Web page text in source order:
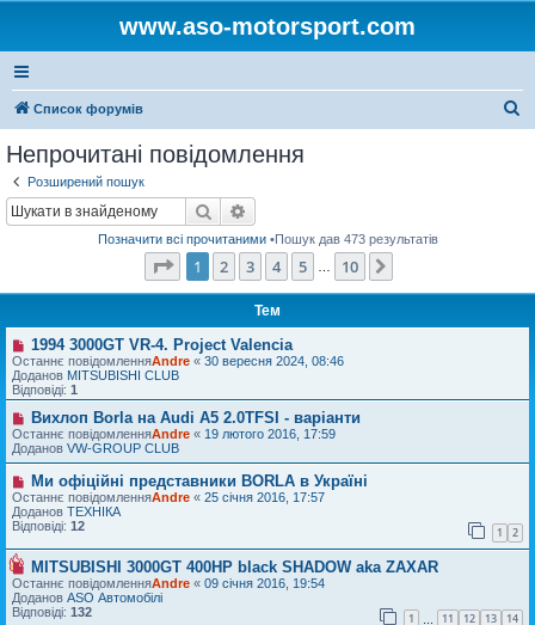
www.aso-motorsport.com
Список форумів
Непрочитані повідомлення
Розширений пошук
Пошук
Позначити всі прочитаними•Пошук дав 473 результатів
Сторінка 1 10
1 2 3 4 5 10
Тем
Н
о
в
е
п
о
в
і
д
о
м
л
е
н
я
1994 3000GT VR-4. Project Valencia
Останнє повідомленняAndre « 30 вересня 2024, 08:46
Доданов MITSUBISHI CLUB
Відповіді: 1
Н
о
в
е
п
о
в
і
д
о
м
л
е
н
н
Вихлоп Borla на Audi A5 2.0TFSI - варіанти
Останнє повідомленняAndre « 19 лютого 2016, 17:59
Доданов VW-GROUP CLUB
Н
о
в
е
п
о
і
д
о
Ми офіційні представники BORLA в Україні
Останнє повідомленняAndre « 25 січня 2016, 17:57
Доданов ТЕХНІКА
Відповіді: 12 1 2
Н
о
в
е
MITSUBISHI 3000GT 400HP black SHADOW aka ZAXAR
Останнє повідомленняAndre « 09 січня 2016, 19:54
Доданов ASO Автомобілі
Відповіді: 132 1 11 12 13 14